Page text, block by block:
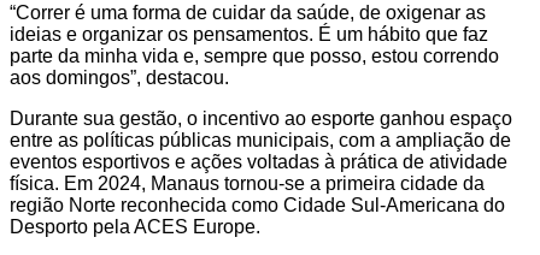
“Correr é uma forma de cuidar da saúde, de oxigenar as
ideias e organizar os pensamentos. É um hábito que faz
parte da minha vida e, sempre que posso, estou correndo
aos domingos”, destacou.
Durante sua gestão, o incentivo ao esporte ganhou espaço
entre as políticas públicas municipais, com a ampliação de
eventos esportivos e ações voltadas à prática de atividade
física. Em 2024, Manaus tornou-se a primeira cidade da
região Norte reconhecida como Cidade Sul-Americana do
Desporto pela ACES Europe.